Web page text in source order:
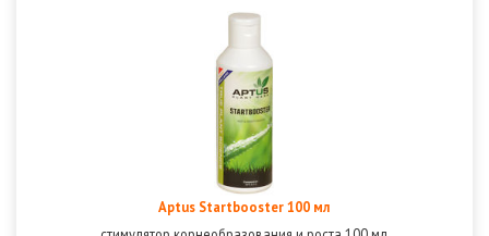
Aptus Startbooster 100 мл